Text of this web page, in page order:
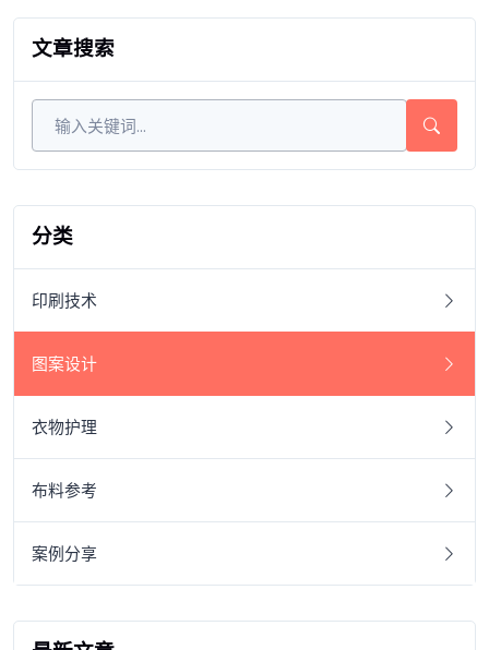
文章搜索
分类
印刷技术
图案设计
衣物护理
布料参考
案例分享